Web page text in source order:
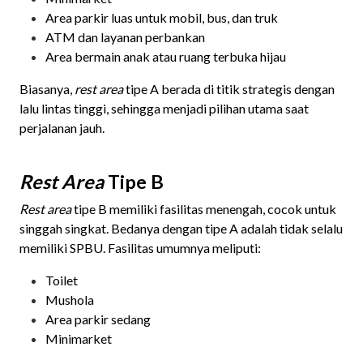
Area parkir luas untuk mobil, bus, dan truk
ATM dan layanan perbankan
Area bermain anak atau ruang terbuka hijau
Biasanya, rest areatipe A berada di titik strategis dengan
lalu lintas tinggi, sehingga menjadi pilihan utama saat
perjalanan jauh.
Rest AreaTipe B
Rest areatipe B memiliki fasilitas menengah, cocok untuk
singgah singkat. Bedanya dengan tipe A adalah tidak selalu
memiliki SPBU. Fasilitas umumnya meliputi:
Toilet
Mushola
Area parkir sedang
Minimarket